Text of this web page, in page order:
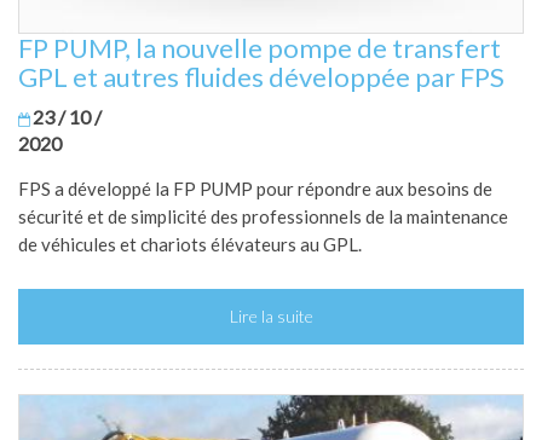
FP PUMP, la nouvelle pompe de transfert
GPL et autres fluides développée par FPS
23 / 10 /
2020
FPS a développé la FP PUMP pour répondre aux besoins de
sécurité et de simplicité des professionnels de la maintenance
de véhicules et chariots élévateurs au GPL.
Lire la suite